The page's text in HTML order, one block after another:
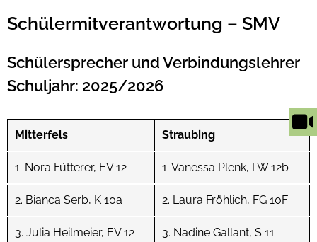
Schülermitverantwortung – SMV
Schülersprecher und Verbindungslehrer
Schuljahr: 2025/2026
Mitterfels Straubing
1. Nora Fütterer, EV 12 1. Vanessa Plenk, LW 12b
2. Bianca Serb, K 10a 2. Laura Fröhlich, FG 10F
3. Julia Heilmeier, EV 12 3. Nadine Gallant, S 11